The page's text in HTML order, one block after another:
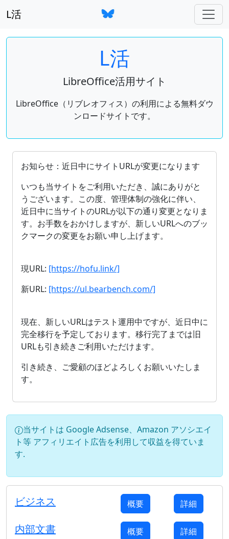
L活
L活
LibreOffice活用サイト
LibreOffice（リブレオフィス）の利用による無料ダウ
ンロードサイトです。
OpenDocument（ODF）をサポートしているオフィス
お知らせ：近日中にサイトURLが変更になります
いつも当サイトをご利用いただき、誠にありがと
うございます。この度、管理体制の強化に伴い、
近日中に当サイトのURLが以下の通り変更となりま
す。お手数をおかけしますが、新しいURLへのブッ
クマークの変更をお願い申し上げます。
現URL: [https://hofu.link/]
新URL: [https://ul.bearbench.com/]
現在、新しいURLはテスト運用中ですが、近日中に
完全移行を予定しております。移行完了までは旧
URLも引き続きご利用いただけます。
引き続き、ご愛顧のほどよろしくお願いいたしま
す。
当サイトは Google Adsense、Amazon アソシエイ
ト等 アフィリエイト広告を利用して収益を得ていま
す.
ビジネス 概要 詳細
内部文書 概要 詳細